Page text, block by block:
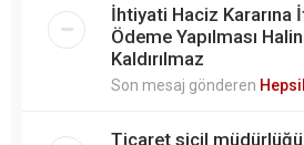
İhtiyati Haciz Kararına
Ödeme Yapılması
Kaldırılmaz
Son mesaj gönderen
Ticaret sicil